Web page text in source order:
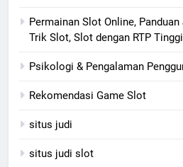
Permainan Slot Online,
Trik Slot, Slot dengan RTP Tinggi
Psikologi & Pengalaman
Rekomendasi Game Slot
situs judi
situs judi slot